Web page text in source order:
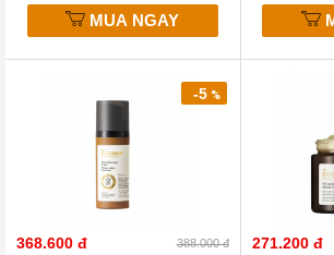
MUA NGAY
368.600 đ 388.000 đ
-5%
271.200 đ